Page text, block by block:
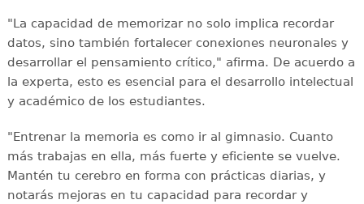
"La capacidad de memorizar no solo implica recordar
datos, sino también fortalecer conexiones neuronales y
desarrollar el pensamiento crítico," afirma. De acuerdo a
la experta, esto es esencial para el desarrollo intelectual
y académico de los estudiantes.
"Entrenar la memoria es como ir al gimnasio. Cuanto
más trabajas en ella, más fuerte y eficiente se vuelve.
Mantén tu cerebro en forma con prácticas diarias, y
notarás mejoras en tu capacidad para recordar y